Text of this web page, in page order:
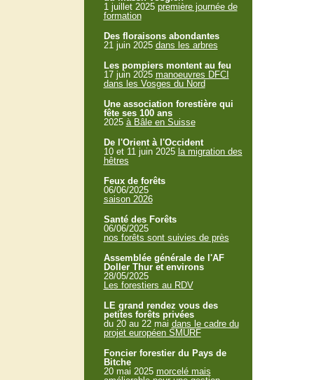
1 juillet 2025 première journée de
formation
Des floraisons abondantes
21 juin 2025 dans les arbres
Les pompiers montent au feu
17 juin 2025 manoeuvres DFCI
dans les Vosges du Nord
Une association forestière qui
fête ses 100 ans
2025 à Bâle en Suisse
De l'Orient à l'Occident
10 et 11 juin 2025 la migration des
hêtres
Feux de forêts
06/06/2025
saison 2026
Santé des Forêts
06/06/2025
nos forêts sont suivies de près
Assemblée générale de l'AF
Doller Thur et environs
28/05/2025
Les forestiers au RDV
LE grand rendez vous des
petites forêts privées
du 20 au 22 mai dans le cadre du
projet européen SMURF
Foncier forestier du Pays de
Bitche
20 mai 2025 morcelé mais